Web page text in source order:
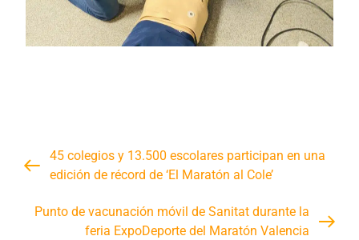
45 colegios y 13.500 escolares participan en una
edición de récord de ‘El Maratón al Cole’
Punto de vacunación móvil de Sanitat durante la
feria ExpoDeporte del Maratón Valencia